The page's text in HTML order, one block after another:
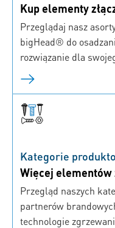
Kup elementy
Przeglądaj nasz
bigHead® do
rozwiązanie dla
Kategorie
Więcej elementów
Przegląd naszych
partnerów
technologie